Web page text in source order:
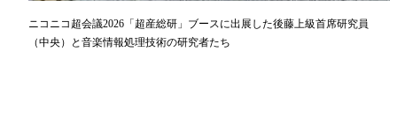
ニコニコ超会議2026「超産総研」ブースに出展した後藤上級首席研究員
（中央）と音楽情報処理技術の研究者たち